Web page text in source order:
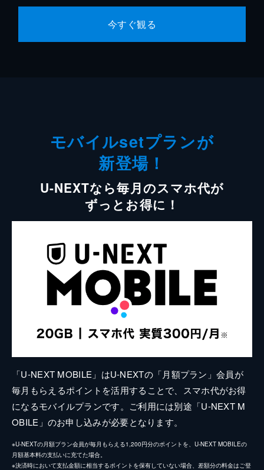
今すぐ観る
モバイルsetプランが
新登場！
U-NEXTなら毎月のスマホ代が
ずっとお得に！
「U-NEXT MOBILE」はU-NEXTの「月額プラン」会員が
毎月もらえるポイントを活用することで、スマホ代がお得
になるモバイルプランです。ご利用には別途「U-NEXT M
OBILE」のお申し込みが必要となります。
※U-NEXTの月額プラン会員が毎月もらえる1,200円分のポイントを、U-NEXT MOBILEの
月額基本料の支払いに充てた場合。
※決済時において支払金額に相当するポイントを保有していない場合、差額分の料金はご登